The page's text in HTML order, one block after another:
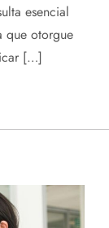
esencial
que otorgue
[…]